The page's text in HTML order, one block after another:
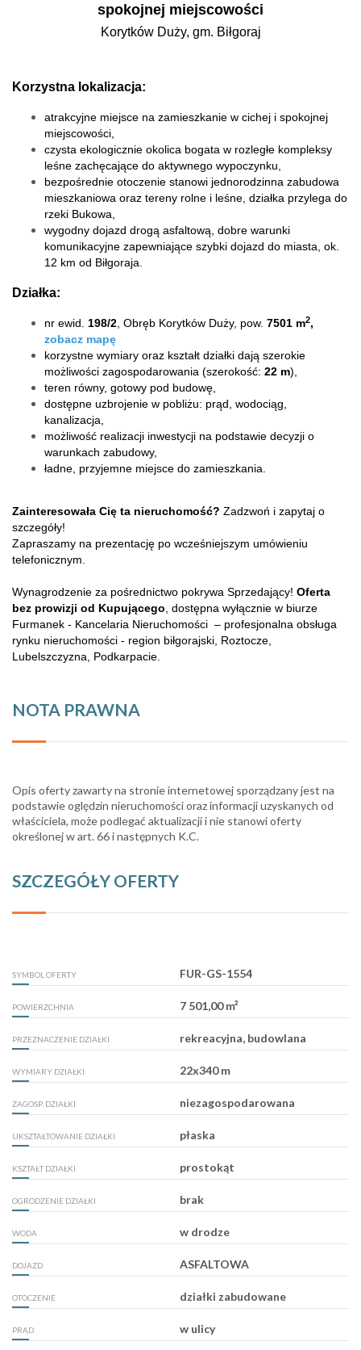
spokojnej miejscowości
Korytków Duży, gm. Biłgoraj
Korzystna lokalizacja:
atrakcyjne miejsce na zamieszkanie w cichej i spokojnej
miejscowości,
czysta ekologicznie okolica bogata w rozległe kompleksy
leśne zachęcające do aktywnego wypoczynku,
bezpośrednie otoczenie stanowi jednorodzinna zabudowa
mieszkaniowa oraz tereny rolne i leśne, działka przylega do
rzeki Bukowa,
wygodny dojazd drogą asfaltową, dobre warunki
komunikacyjne zapewniające szybki dojazd do miasta, ok.
12 km od Biłgoraja.
Działka:
nr ewid. 198/2 , Obręb Korytków Duży, pow. 7501 m2,
zobacz mapę
korzystne wymiary oraz kształt działki dają szerokie
możliwości zagospodarowania (szerokość: 22 m),
teren równy, gotowy pod budowę,
dostępne uzbrojenie w pobliżu: prąd, wodociąg,
kanalizacja,
możliwość realizacji inwestycji na podstawie decyzji o
warunkach zabudowy,
ładne, przyjemne miejsce do zamieszkania.
Zainteresowała Cię ta nieruchomość? Zadzwoń i zapytaj o
szczegóły!
Zapraszamy na prezentację po wcześniejszym umówieniu
telefonicznym.
Wynagrodzenie za pośrednictwo pokrywa Sprzedający! Oferta
bez prowizji od Kupującego , dostępna wyłącznie w biurze
Furmanek - Kancelaria Nieruchomości – profesjonalna obsługa
rynku nieruchomości - region biłgorajski, Roztocze,
Lubelszczyzna, Podkarpacie.
NOTA PRAWNA
Opis oferty zawarty na stronie internetowej sporządzany jest na
podstawie oględzin nieruchomości oraz informacji uzyskanych od
właściciela, może podlegać aktualizacji i nie stanowi oferty
określonej w art. 66 i następnych K.C.
SZCZEGÓŁY OFERTY
SYMBOL OFERTY FUR-GS-1554
POWIERZCHNIA 7 501,00 m²
PRZEZNACZENIE DZIAŁKI rekreacyjna, budowlana
WYMIARY DZIAŁKI 22x340 m
ZAGOSP. DZIAŁKI niezagospodarowana
UKSZTAŁTOWANIE DZIAŁKI płaska
KSZTAŁT DZIAŁKI prostokąt
OGRODZENIE DZIAŁKI brak
WODA w drodze
DOJAZD ASFALTOWA
OTOCZENIE działki zabudowane
PRĄD w ulicy